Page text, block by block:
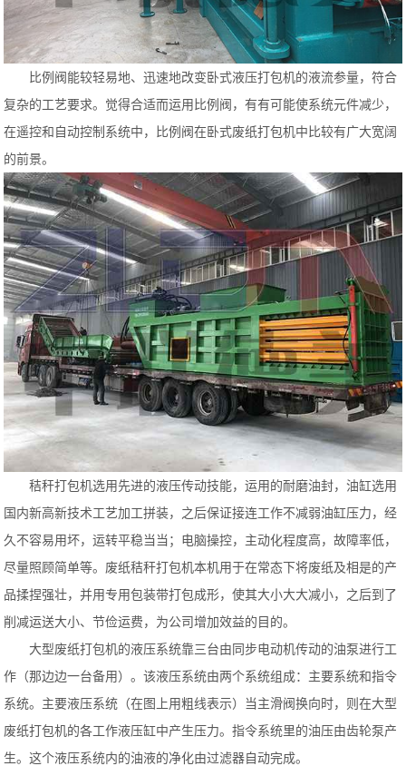
比例阀能较轻易地、迅速地改变卧式液压打包机的液流参量，符合
复杂的工艺要求。觉得合适而运用比例阀，有有可能使系统元件减少，
在遥控和自动控制系统中，比例阀在卧式废纸打包机中比较有广大宽阔
的前景。
秸秆打包机选用先进的液压传动技能，运用的耐磨油封，油缸选用
国内新高新技术工艺加工拼装，之后保证接连工作不减弱油缸压力，经
久不容易用坏，运转平稳当当；电脑操控，主动化程度高，故障率低，
尽量照顾简单等。废纸秸秆打包机本机用于在常态下将废纸及相是的产
品揉捏强壮，并用专用包装带打包成形，使其大小大大减小，之后到了
削减运送大小、节俭运费，为公司增加效益的目的。
大型废纸打包机的液压系统靠三台由同步电动机传动的油泵进行工
作（那边边一台备用）。该液压系统由两个系统组成：主要系统和指令
系统。主要液压系统（在图上用粗线表示）当主滑阀换向时，则在大型
废纸打包机的各工作液压缸中产生压力。指令系统里的油压由齿轮泵产
生。这个液压系统内的油液的净化由过滤器自动完成。